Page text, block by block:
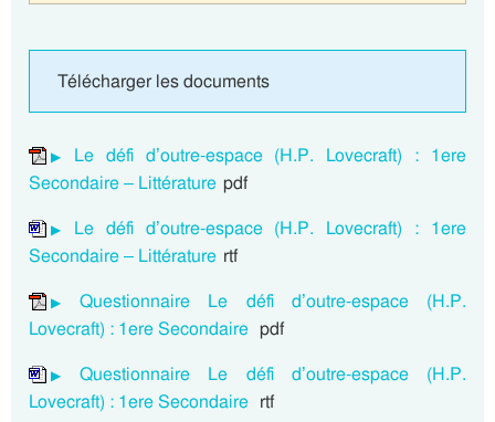
Télécharger les documents
Le défi d’outre-espace (H.P. Lovecraft) : 1ere
Secondaire – Littérature pdf
Le défi d’outre-espace (H.P. Lovecraft) : 1ere
Secondaire – Littérature rtf
Questionnaire Le défi d’outre-espace (H.P.
Lovecraft) : 1ere Secondaire pdf
Questionnaire Le défi d’outre-espace (H.P.
Lovecraft) : 1ere Secondaire rtf